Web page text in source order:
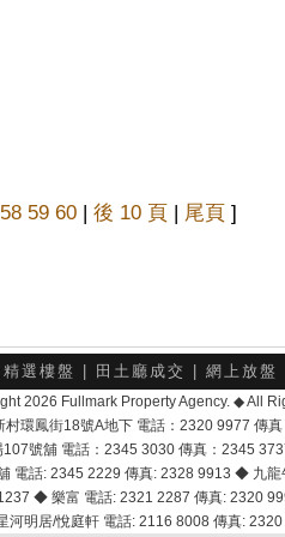
58 59 60 | 後 10 頁 | 尾頁 ]
精選樓盤 田土廳成交 網上放盤
2026 Fullmark Property Agency. ◆ All
村環鳳街18號A地下 電話：2320 9977 傳
107號舖 電話：2345 3030 傳真：2345
電話: 2345 2229 傳真: 2328 9913 ◆ 九
◆ 樂富 電話: 2321 2287 傳真: 2320
河明居/悅庭軒 電話: 2116 8008 傳真: